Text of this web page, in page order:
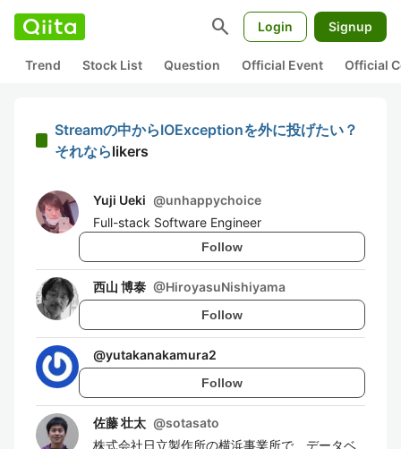
search Login Signup
Trend Stock List Question Official Event Official
Streamの中からIOExceptionを外に投げたい？
それならlikers
Yuji Ueki @unhappychoice
Full-stack Software Engineer
Follow
西山 博泰 @HiroyasuNishiyama
Follow
@yutakanakamura2
Follow
佐藤 壮太 @sotasato
株式会社日立製作所の横浜事業所で、データベ